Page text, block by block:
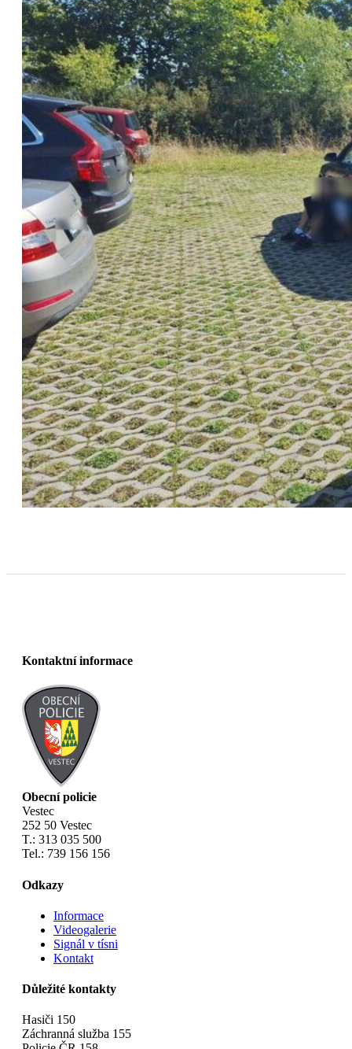
Kontaktní informace
Obecní policie
Vestec
252 50 Vestec
T.: 313 035 500
Tel.: 739 156 156
Odkazy
Informace
Videogalerie
Signál v tísni
Kontakt
Důležité kontakty
Hasiči 150
Záchranná služba 155